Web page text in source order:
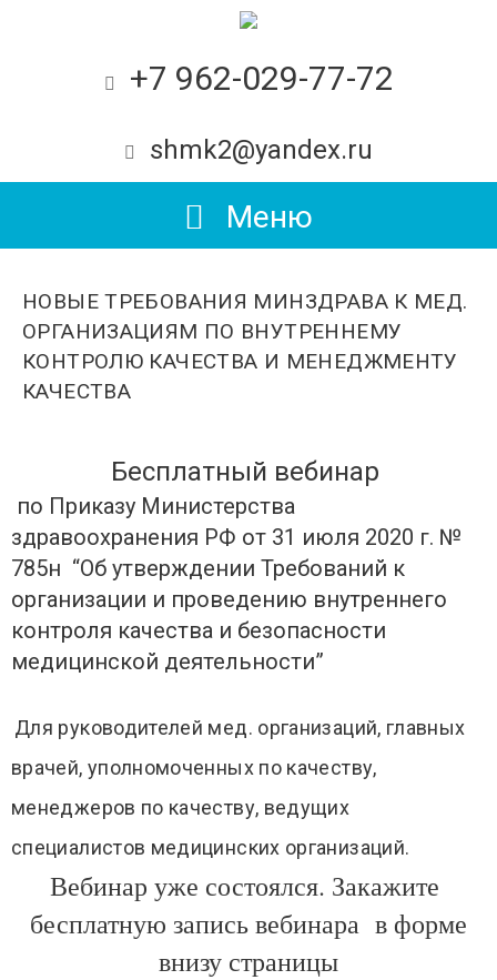
+7 962-029-77-72
shmk2@yandex.ru
Меню
НОВЫЕ ТРЕБОВАНИЯ МИНЗДРАВА К МЕД.
ОРГАНИЗАЦИЯМ ПО ВНУТРЕННЕМУ
КОНТРОЛЮ КАЧЕСТВА И МЕНЕДЖМЕНТУ
КАЧЕСТВА
Бесплатный вебинар
по Приказу Министерства
здравоохранения РФ от 31 июля 2020 г. №
785н “Об утверждении Требований к
организации и проведению внутреннего
контроля качества и безопасности
медицинской деятельности”
Для руководителей мед. организаций, главных
врачей, уполномоченных по качеству,
менеджеров по качеству, ведущих
специалистов медицинских организаций.
Вебинар уже состоялся. Закажите
бесплатную запись вебинара в форме
внизу страницы